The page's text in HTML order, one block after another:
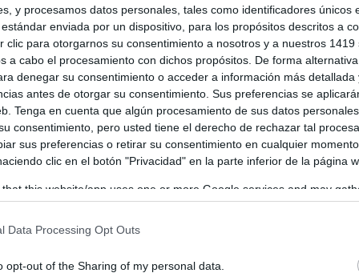
y procesamos datos personales, tales como identificadores únicos
enviada por un dispositivo, para los propósitos descritos a
clic para otorgarnos su consentimiento a nosotros y a nuestros 1419
a cabo el procesamiento con dichos propósitos. De forma
denegar su consentimiento o acceder a información más detallada
antes de otorgar su consentimiento. Sus preferencias se
Tenga en cuenta que algún procesamiento de sus datos
consentimiento, pero usted tiene el derecho de rechazar tal
sus preferencias o retirar su consentimiento en cualquier
clic en el botón "Privacidad" en la parte inferior de la página
that this website/app uses one or more Google services and may
but not limited to your visit or usage behaviour. You may
consent section.
Data Processing Opt Outs
opt-out of the Sharing of my personal data.
un “punto límite” debido a las pérdidas masivas en
el sector agrario, hasta el punto de advertir de un
explotaciones viables, han informado este viernes en